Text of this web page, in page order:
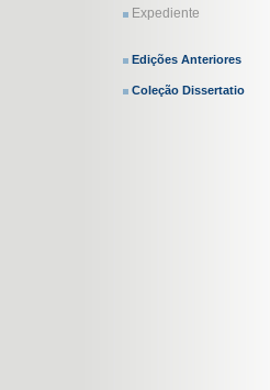
Expediente
Edições Anteriores
Coleção Dissertatio